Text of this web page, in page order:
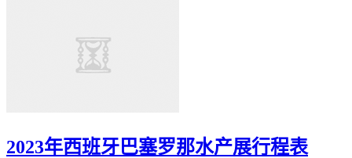
2023年西班牙巴塞罗那水产展行程表